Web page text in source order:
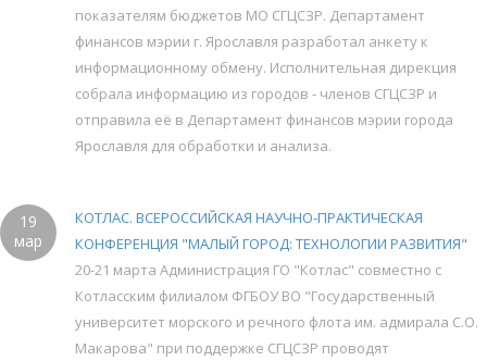
показателям бюджетов МО СГЦСЗР. Департамент
финансов мэрии г. Ярославля разработал анкету к
информационному обмену. Исполнительная дирекция
собрала информацию из городов - членов СГЦСЗР и
отправила её в Департамент финансов мэрии города
Ярославля для обработки и анализа.
19
мар
КОТЛАС. ВСЕРОССИЙСКАЯ НАУЧНО-ПРАКТИЧЕСКАЯ
КОНФЕРЕНЦИЯ "МАЛЫЙ ГОРОД: ТЕХНОЛОГИИ РАЗВИТИЯ"
20-21 марта Администрация ГО "Котлас" совместно с
Котласским филиалом ФГБОУ ВО "Государственный
университет морского и речного флота им. адмирала С.О.
Макарова" при поддержке СГЦСЗР проводят